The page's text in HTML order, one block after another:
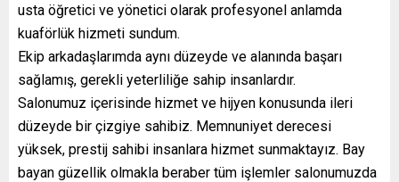
usta öğretici ve yönetici olarak profesyonel anlamda
kuaförlük hizmeti sundum.
Ekip arkadaşlarımda aynı düzeyde ve alanında başarı
sağlamış, gerekli yeterliliğe sahip insanlardır.
Salonumuz içerisinde hizmet ve hijyen konusunda ileri
düzeyde bir çizgiye sahibiz. Memnuniyet derecesi
yüksek, prestij sahibi insanlara hizmet sunmaktayız. Bay
bayan güzellik olmakla beraber tüm işlemler salonumuzda